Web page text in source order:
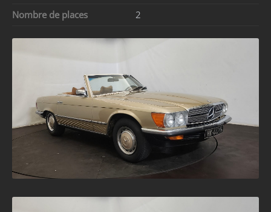
Nombre de places
2